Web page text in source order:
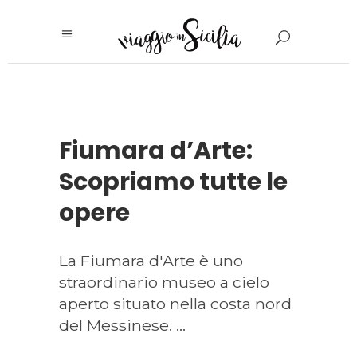
Fiumara d’Arte:
Scopriamo tutte le
opere
La Fiumara d'Arte è uno
straordinario museo a cielo
aperto situato nella costa nord
del Messinese.